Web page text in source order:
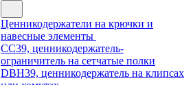
Ценникодержатели на крючки и
навесные элементы
CC39, ценникодержатель-
ограничитель на сетчатые полки
DBH39, ценникодержатель на клипсах